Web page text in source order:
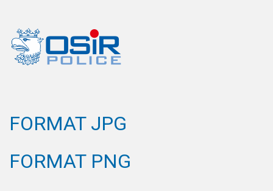
FORMAT JPG
FORMAT PNG